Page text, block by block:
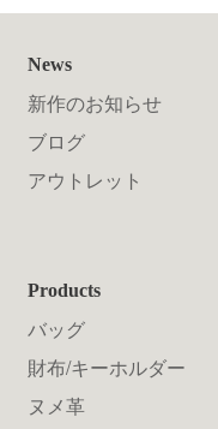
News
新作のお知らせ
ブログ
アウトレット
Products
バッグ
財布/キーホルダー
ヌメ革